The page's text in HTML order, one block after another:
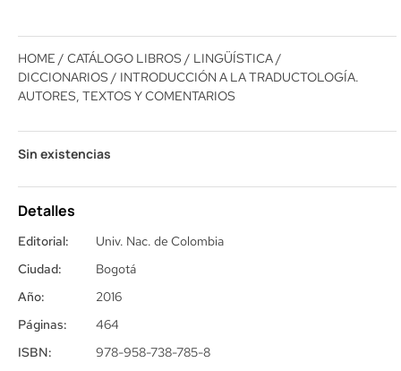
HOME / CATÁLOGO LIBROS / LINGÜÍSTICA /
DICCIONARIOS / INTRODUCCIÓN A LA TRADUCTOLOGÍA.
AUTORES, TEXTOS Y COMENTARIOS
Sin existencias
Detalles
Editorial:
Ciudad:
Año:
Páginas:
ISBN:
Univ. Nac. de Colombia
Bogotá
2016
464
978-958-738-785-8